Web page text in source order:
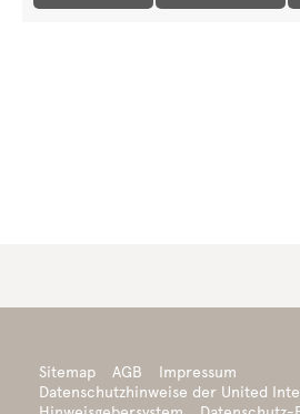
Sitemap AGB
Impressum
Datenschutzhinweise der United